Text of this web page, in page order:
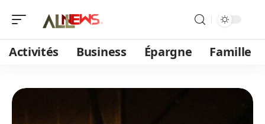
Activités Business Épargne Famille